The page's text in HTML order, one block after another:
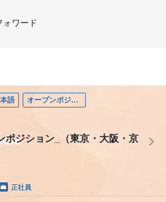
ォワード
語 オープンポジション（エンジニア）
ポジション_（東京・大阪・京
正社員